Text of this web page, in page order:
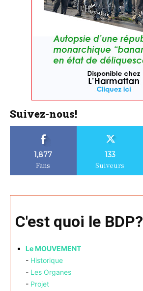
Suivez-nous!
1,877
Fans
133
Suiveurs
C'est quoi le BDP?
Le MOUVEMENT
- Historique
- Les Organes
- Projet